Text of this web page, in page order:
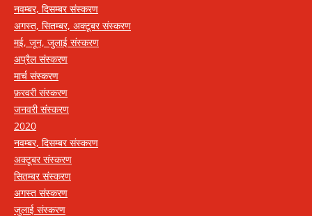
नवम्बर, दिसम्बर संस्करण
अगस्त, सितम्बर, अक्टूबर संस्करण
मई, जून, जुलाई संस्करण
अप्रैल संस्करण
मार्च संस्करण
फ़रवरी संस्करण
जनवरी संस्करण
2020
नवम्बर, दिसम्बर संस्करण
अक्टूबर संस्करण
सितम्बर संस्करण
अगस्त संस्करण
जुलाई संस्करण